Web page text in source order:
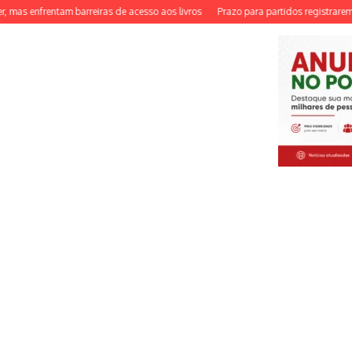
barreiras de acesso aos livros Prazo para partidos registrarem